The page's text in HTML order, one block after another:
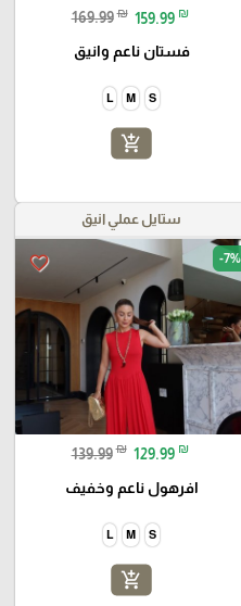
169.99 ₪ 159.99 ₪
فستان ناعم وانيق
S
M
L
add_shopping_cart
ستايل عملي انيق
favorite_border -7%
139.99 ₪ 129.99 ₪
افرهول ناعم وخفيف
S
M
L
add_shopping_cart